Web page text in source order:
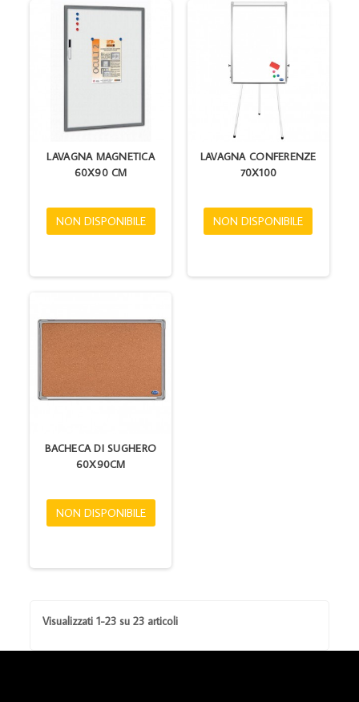
LAVAGNA MAGNETICA
60X90 CM
NON DISPONIBILE
LAVAGNA CONFERENZE
70X100
NON DISPONIBILE
BACHECA DI SUGHERO
60X90CM
NON DISPONIBILE
Visualizzati 1-23 su 23 articoli